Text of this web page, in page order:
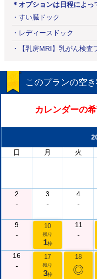
＊オプションは日程によっ
・ すい臓ドック
・ レディースドック
・
【乳房MRI】乳がん検査
このプランの空
カレンダーの
日
月 火
2
-
3
-
4
-
9
-
10
残り
1枠
11
-
16
-
17
残り
3枠
18
◎